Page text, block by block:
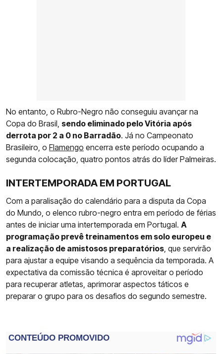
No entanto, o Rubro-Negro não conseguiu avançar na
Copa do Brasil, sendo eliminado pelo Vitória após
derrota por 2 a 0 no Barradão. Já no Campeonato
Brasileiro, o Flamengo encerra este período ocupando a
segunda colocação, quatro pontos atrás do líder Palmeiras.
INTERTEMPORADA EM PORTUGAL
Com a paralisação do calendário para a disputa da Copa
do Mundo, o elenco rubro-negro entra em período de férias
antes de iniciar uma intertemporada em Portugal. A
programação prevê treinamentos em solo europeu e
a realização de amistosos preparatórios, que servirão
para ajustar a equipe visando a sequência da temporada. A
expectativa da comissão técnica é aproveitar o período
para recuperar atletas, aprimorar aspectos táticos e
preparar o grupo para os desafios do segundo semestre.